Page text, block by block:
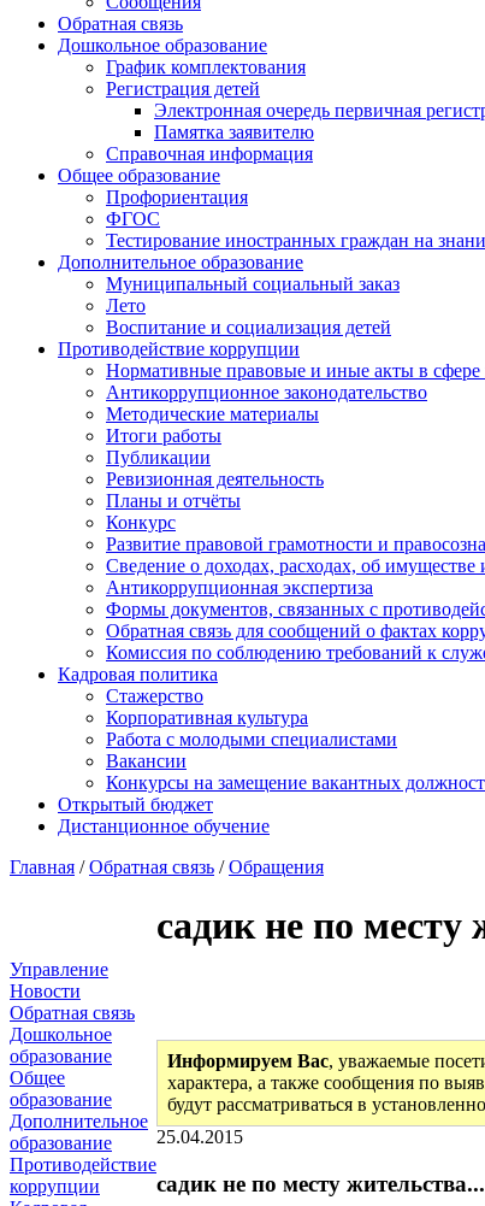
Обратная связь
Дошкольное образование
График комплектования
Регистрация детей
Электронная очередь первичная
Памятка заявителю
Справочная информация
Общее образование
Профориентация
ФГОС
Тестирование иностранных граждан на
Дополнительное образование
Муниципальный социальный заказ
Лето
Воспитание и социализация детей
Противодействие коррупции
Нормативные правовые и иные акты в сфере
Антикоррупционное законодательство
Методические материалы
Итоги работы
Публикации
Ревизионная деятельность
Планы и отчёты
Конкурс
Развитие правовой грамотности и
Сведение о доходах, расходах, об имуществе
Антикоррупционная экспертиза
Формы документов, связанных с
Обратная связь для сообщений о фактах
Комиссия по соблюдению требований к
Кадровая политика
Стажерство
Корпоративная культура
Работа с молодыми специалистами
Вакансии
Конкурсы на замещение вакантных
Открытый бюджет
Дистанционное обучение
Главная /Обратная связь /Обращения
Управление
Новости
Обратная связь
Дошкольное
образование
Общее
образование
Дополнительное
образование
Противодействие
коррупции
садик не по месту
Информируем Вас, уважаемые
характера, а также сообщения по
будут рассматриваться в
25.04.2015
садик не по месту жительства...